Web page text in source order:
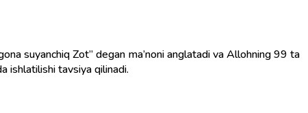
ishlatilishi tavsiya qilinadi.